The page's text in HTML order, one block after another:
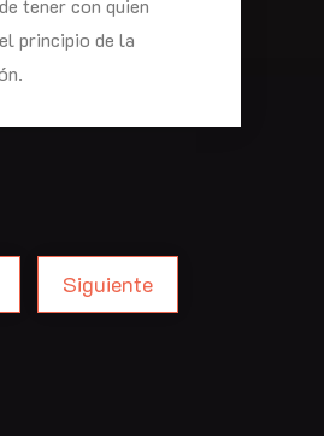
tener con quien
principio de la
Siguiente